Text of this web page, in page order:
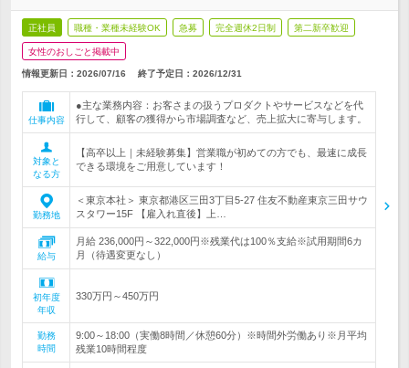
正社員 職種・業種未経験OK 急募 完全週休2日制 第二新卒歓迎
女性のおしごと掲載中
情報更新日：2026/07/16 終了予定日： 2026/12/31
仕事内容
●主な業務内容：お客さまの扱うプロダクトやサービスなどを代
行して、顧客の獲得から市場調査など、売上拡大に寄与します。
対象と
なる方
【高卒以上｜未経験募集】営業職が初めての方でも、最速に成長
できる環境をご用意しています！
勤務地
＜東京本社＞ 東京都港区三田3丁目5-27 住友不動産東京三田サウ
スタワー15F 【雇入れ直後】上…
給与
月給 236,000円～322,000円※残業代は100％支給※試用期間6カ
月（待遇変更なし）
初年度
年収
330万円～450万円
勤務
時間
9:00～18:00（実働8時間／休憩60分）※時間外労働あり※月平均
残業10時間程度